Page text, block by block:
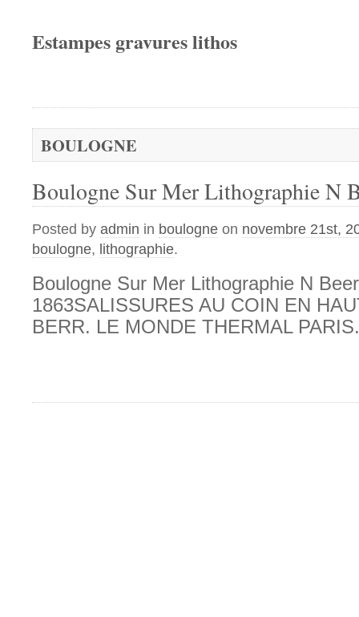
Estampes gravures lithos
BOULOGNE
Boulogne Sur Mer Lithographie N
Posted by admin in boulogne on novembre 21st,
boulogne, lithographie.
Boulogne Sur Mer Lithographie N Beer
1863SALISSURES AU COIN EN
BERR. LE MONDE THERMAL PARIS.